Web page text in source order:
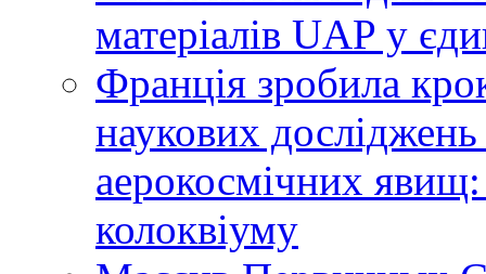
матеріалів UAP у
Франція зробила
наукових
аерокосмічних
колоквіуму